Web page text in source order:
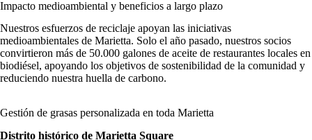
Impacto medioambiental y beneficios a largo plazo
Nuestros esfuerzos de reciclaje apoyan las iniciativas
medioambientales de Marietta. Solo el año pasado, nuestros socios
convirtieron más de 50.000 galones de aceite de restaurantes locales en
biodiésel, apoyando los objetivos de sostenibilidad de la comunidad y
reduciendo nuestra huella de carbono.
Gestión de grasas personalizada en toda Marietta
Distrito histórico de Marietta Square